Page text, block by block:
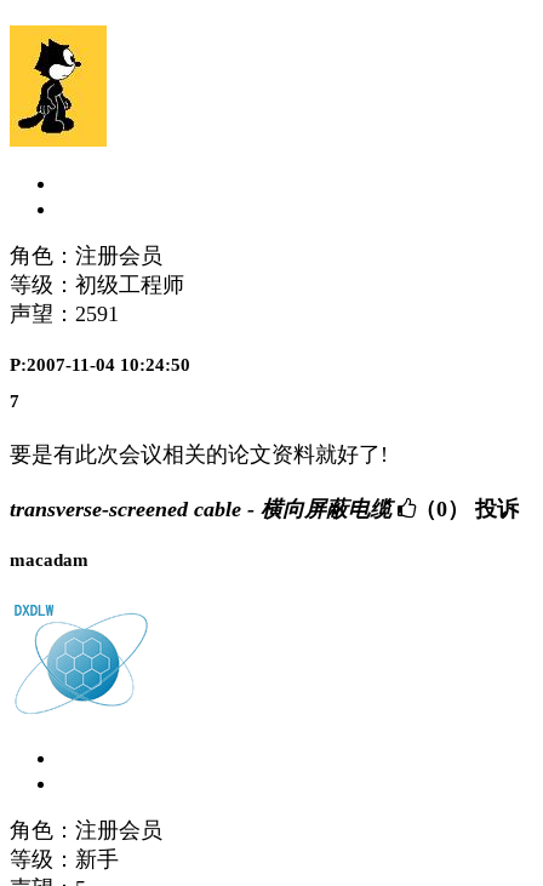
角色：注册会员
等级：初级工程师
声望： 2591
P:2007-11-04 10:24:50
7
要是有此次会议相关的论文资料就好了!
transverse-screened cable - 横向屏蔽电缆 （0） 投诉
macadam
角色：注册会员
等级：新手